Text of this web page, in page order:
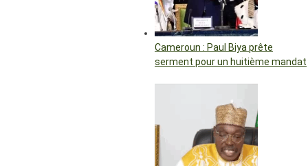
Cameroun : Paul Biya prête
serment pour un huitième mandat